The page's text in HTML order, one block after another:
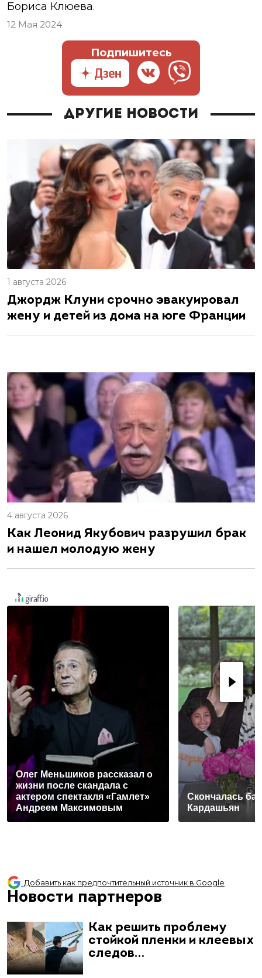
Бориса Клюева.
12 Мая 2024
Подпишитесь
Другие новости
1 августа 2026
Джордж Клуни срочно эвакуировал
жену и детей из дома на юге Франции
4 августа 2026
Как Леонид Якубович разрушил брак
и нашел молодую жену
Олег Меньшиков рассказал о
жизни после скандала с
актером спектакля «Гамлет»
Андреем Максимовым
Скончалась
Кардашьян
Добавить как предпочтительный источник в Google
Новости партнеров
Как решить проблему
стойкой пленки и клеевых
следов…